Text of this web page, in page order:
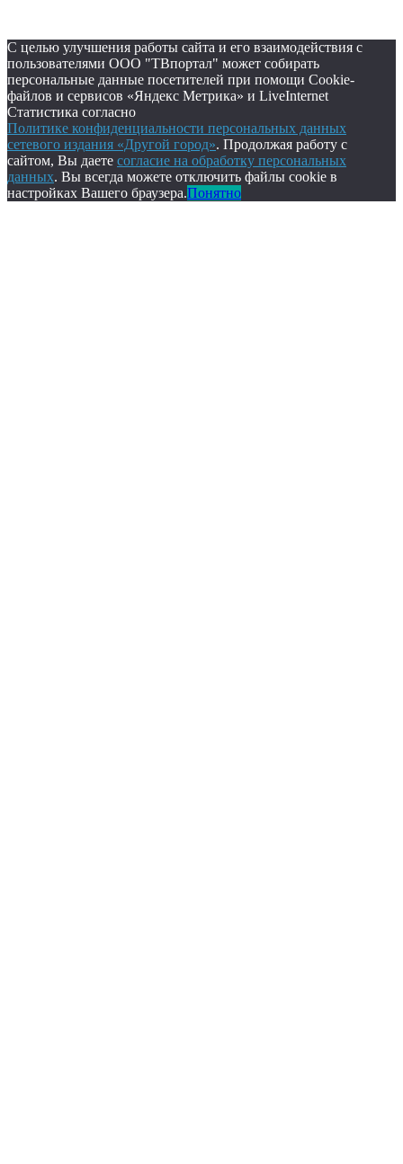
С целью улучшения работы сайта и его взаимодействия с
пользователями ООО "ТВпортал" может собирать
персональные данные посетителей при помощи Cookie-
файлов и сервисов «Яндекс Метрика» и LiveInternet
Статистика согласно
Политике конфиденциальности персональных данных
сетевого издания «Другой город». Продолжая работу с
сайтом, Вы даете согласие на обработку персональных
данных. Вы всегда можете отключить файлы cookie в
настройках Вашего браузера.Понятно